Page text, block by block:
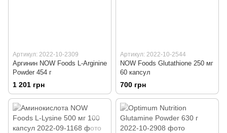
Артикул: 2022-10-2309
Аргинин NOW Foods L-Arginine
Powder 454 г
1 201 грн
Артикул: 2022-10-2544
NOW Foods Glutathione 250 мг
60 капсул
700 грн